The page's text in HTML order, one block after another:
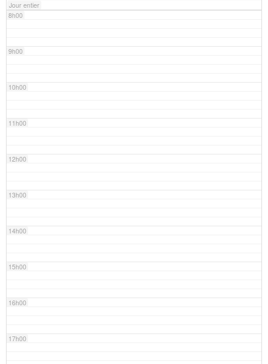
Jour entier
8h00
9h00
10h00
11h00
12h00
13h00
14h00
15h00
16h00
17h00